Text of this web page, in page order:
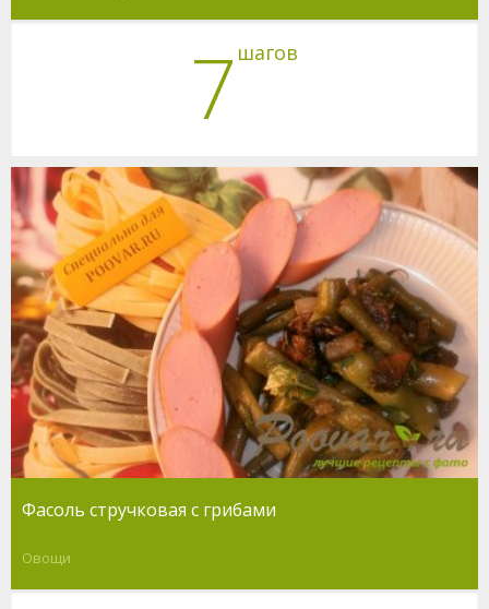
7 шагов
Фасоль стручковая с грибами
Овощи